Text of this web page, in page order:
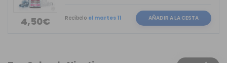
4,50€ Recíbelo el martes 11 AÑADIR A LA CESTA